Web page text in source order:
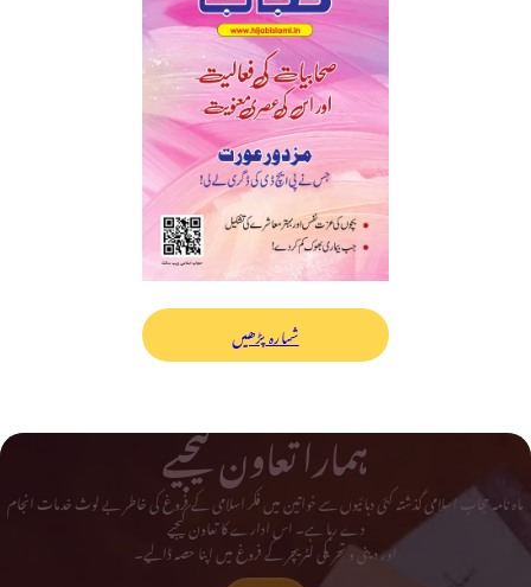
شمارہ پڑھیں
ہمارا تعاون کیجیے
ماہ نامہ حجاب اسلامی گذشتہ کئی دہائیوں سے خواتین میں فکر اسلامی کے فروغ کی خاطر بے لوث خدمات انجام
دے رہا ہے۔ اس ادارے کا تعاون کیجیے
اور دینی و تحریکی لٹریچر کے فروغ میں اپنا حصہ ڈالیے۔